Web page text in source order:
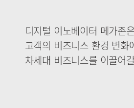
디지털 이노베이터 메가존
고객의 비즈니스 환경 변
차세대 비즈니스를 이끌어